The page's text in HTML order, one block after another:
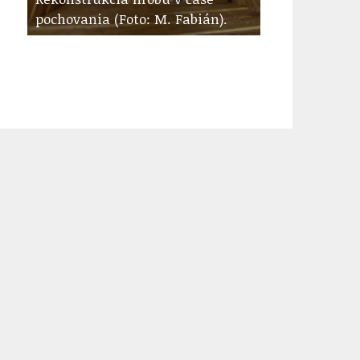
pochovania (Foto: M. Fabián).